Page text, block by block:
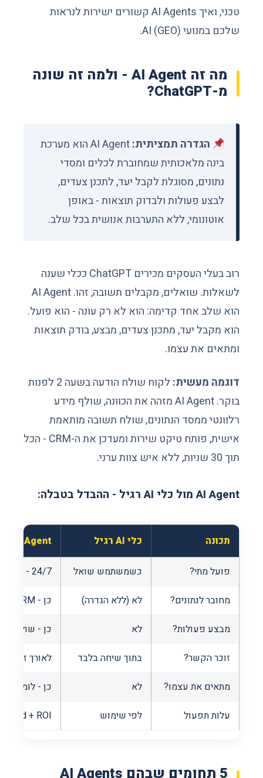
טכני, ואיך AI Agents קשורים ישירות לנראות
שלכם במנועי AI (GEO).
מה זה AI Agent - ולמה זה שונה
מ-ChatGPT?
הגדרה תמציתית:
AI Agent הוא מערכת
בינה מלאכותית שמחוברת לכלים ומסדי
נתונים, מסוגלת לקבל יעד, לתכנן צעדים,
לבצע פעולות ולבדוק תוצאות - באופן
אוטונומי, ללא התערבות אנושית בכל שלב.
רוב בעלי העסקים מכירים ChatGPT ככלי שענה
לשאלות. שואלים, מקבלים תשובה, זהו. AI Agent
הוא שלב אחד קדימה: הוא לא רק עונה - הוא פועל.
הוא מקבל יעד, מתכנן צעדים, מבצע, בודק תוצאות
ומתאים את עצמו.
דוגמה מעשית:
לקוח שולח הודעה בשעה 2 לפנות
בוקר. AI Agent מזהה את הכוונה, שולף מידע
רלוונטי ממסד הנתונים, שולח תשובה מותאמת
אישית, פותח טיקט שירות ומעדכן את ה-CRM - הכל
תוך 30 שניות, ללא איש צוות ערני.
AI Agent מול כלי AI רגיל - ההבדל בטבלה:
תכונה כלי AI רגיל AI Agent
פועל מתי? כשמשתמש שואל 24/7 - באופן אוטונומי
מחובר לנתונים? לא (ללא הגדרה) כן - CRM, מייל, API
מבצע פעולות? לא כן - שולח,
זוכר הקשר? בתוך שיחה בלבד לאורך זמן
מתאים את עצמו? לא כן - לומד
עלות תפעול לפי שימוש Fixed + ROI מדיד
5 תחומים שבהם AI Agents